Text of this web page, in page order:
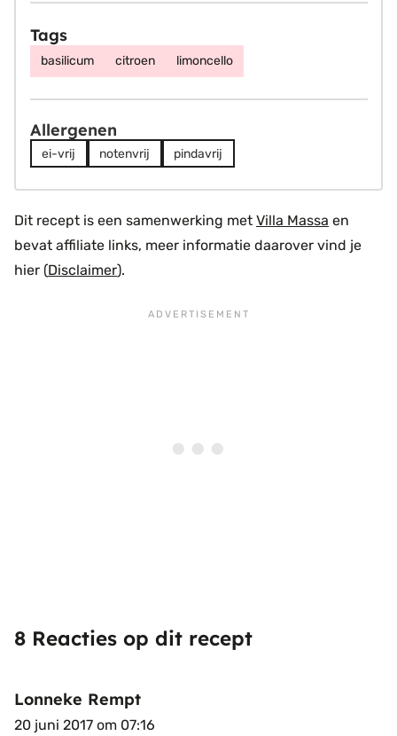
Tags
basilicum citroen limoncello
Allergenen
ei-vrij notenvrij pindavrij
Dit recept is een samenwerking met Villa Massa en
bevat affiliate links, meer informatie daarover vind je
hier (Disclaimer).
8 Reacties op dit recept
Lonneke Rempt
20 juni 2017 om 07:16